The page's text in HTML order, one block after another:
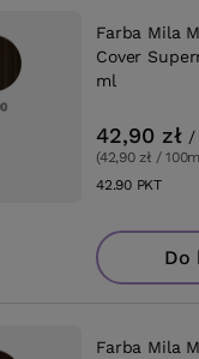
Farba Mila
Cover
ml
42,90 zł /
(42,90 zł /
42.90PKT
Do
Farba Mila